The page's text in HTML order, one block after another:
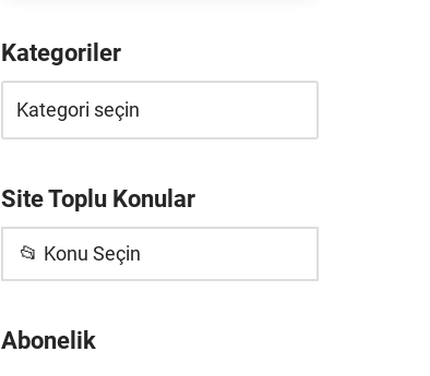
Kategoriler
Site Toplu Konular
📂 Konu Seçin
Abonelik